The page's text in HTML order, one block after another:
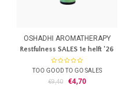
OSHADHI AROMATHERAPY
Restfulness SALES 1e helft '26
TOO GOOD TO GO SALES
Restfulness
€9,40 €4,70